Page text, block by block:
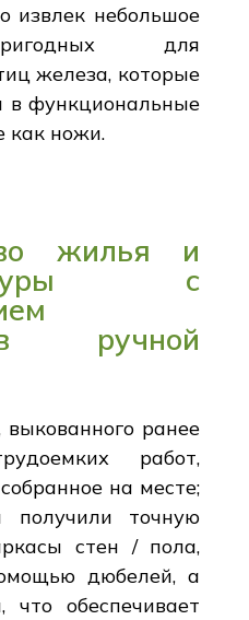
извлек небольшое
для
железа, которые
в функциональные
как ножи.
жилья и
с
ручной
ранее
работ,
на месте;
получили точную
стен / пола,
дюбелей, а
обеспечивает